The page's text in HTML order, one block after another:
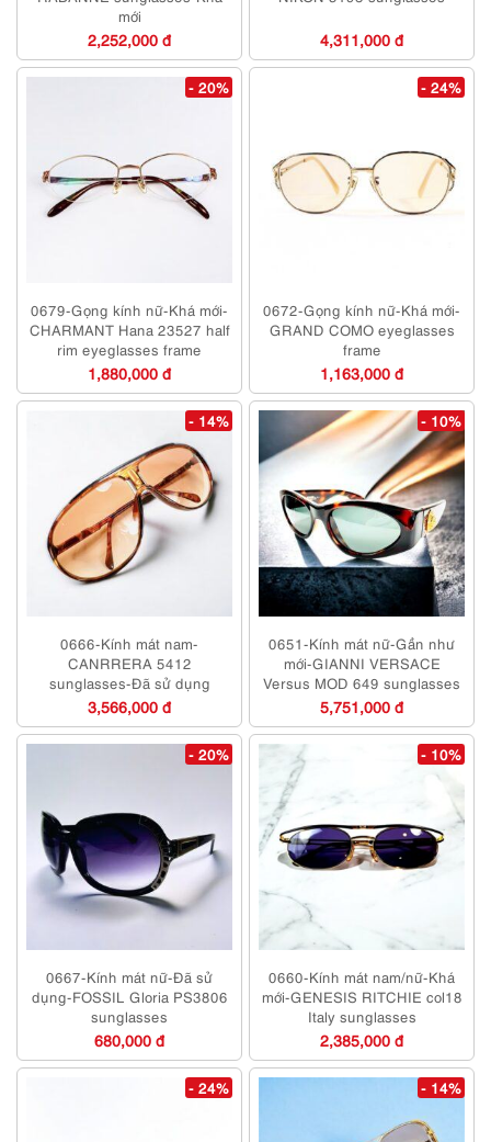
mới
2,252,000 đ 4,311,000 đ
- 20%
0679-Gọng kính nữ-Khá mới-
CHARMANT Hana 23527 half
rim eyeglasses frame
1,880,000 đ
- 24%
0672-Gọng kính nữ-Khá mới-
GRAND COMO eyeglasses
frame
1,163,000 đ
- 14%
0666-Kính mát nam-
CANRRERA 5412
sunglasses-Đã sử dụng
3,566,000 đ
- 10%
0651-Kính mát nữ-Gần như
mới-GIANNI VERSACE
Versus MOD 649 sunglasses
5,751,000 đ
- 20%
0667-Kính mát nữ-Đã sử
dụng-FOSSIL Gloria PS3806
sunglasses
680,000 đ
- 10%
0660-Kính mát nam/nữ-Khá
mới-GENESIS RITCHIE col18
Italy sunglasses
2,385,000 đ
- 24% - 14%